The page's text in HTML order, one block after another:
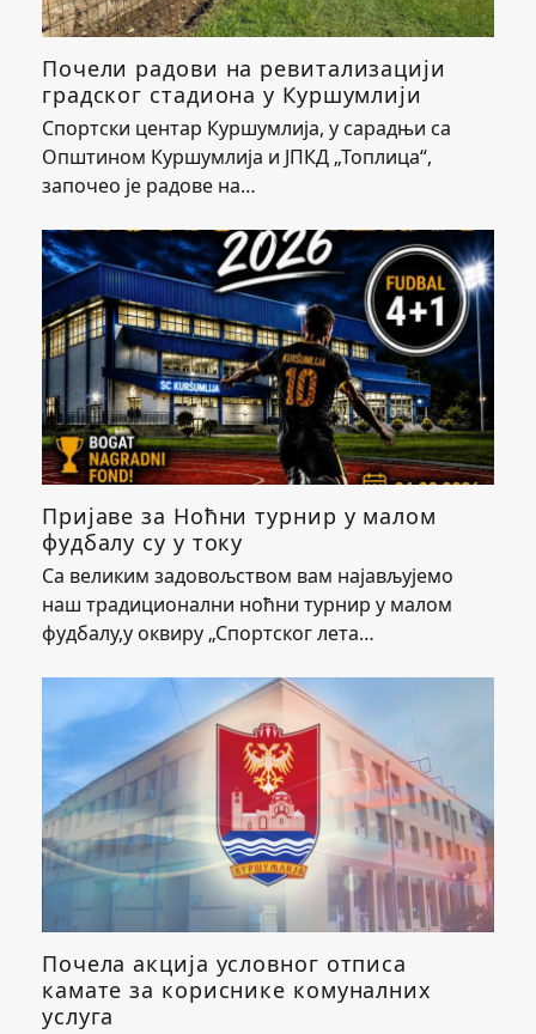
Почели радови на ревитализацији
градског стадиона у Куршумлији
Спортски центар Куршумлија, у сарадњи са
Општином Куршумлија и ЈПКД „Топлица“,
започео је радове на…
Пријаве за Ноћни турнир у малом
фудбалу су у току
Са великим задовољством вам најављујемо
наш традиционални ноћни турнир у малом
фудбалу,у оквиру „Спортског лета…
Почела акција условног отписа
камате за кориснике комуналних
услуга